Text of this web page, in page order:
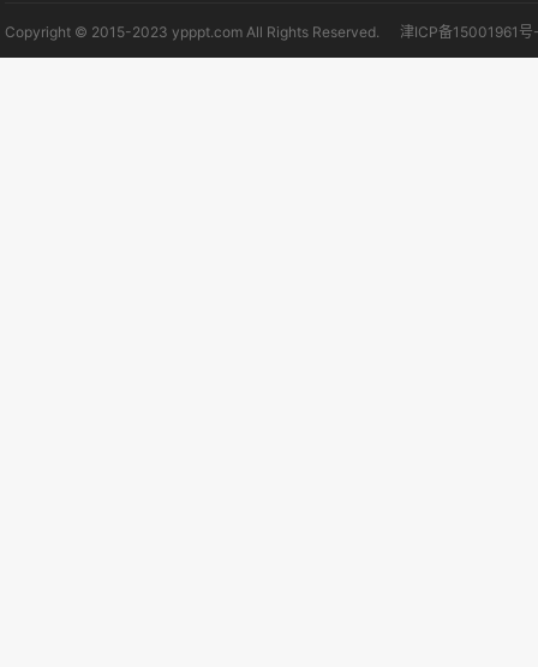
Copyright © 2015-2023 ypppt.com All Rights Reserved. 津ICP备15001961号